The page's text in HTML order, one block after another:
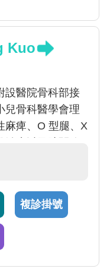
Kuo
設醫院骨科部接
兒骨科醫學會理
麻痺、O 型腿、X
足等畸形矯正手
骨科中心、美
系、美國西雅圖
修。對於腦性麻
節置換手術研究
複診掛號